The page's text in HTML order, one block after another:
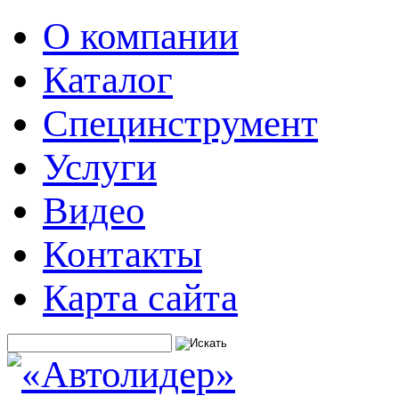
О компании
Каталог
Специнструмент
Услуги
Видео
Контакты
Карта сайта